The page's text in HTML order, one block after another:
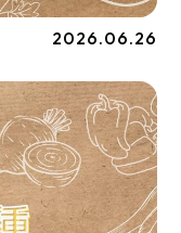
2026.06.26